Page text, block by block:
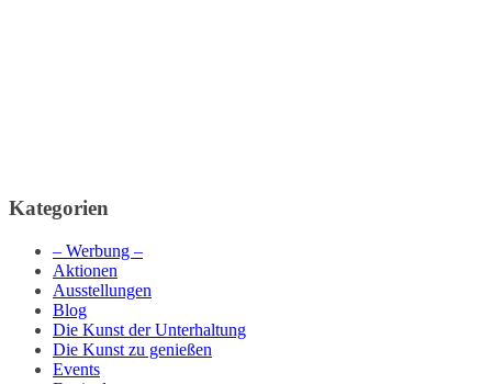
Kategorien
– Werbung –
Aktionen
Ausstellungen
Blog
Die Kunst der Unterhaltung
Die Kunst zu genießen
Events